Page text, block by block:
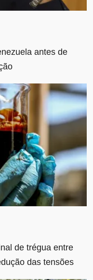
antes de
de trégua entre
das tensões